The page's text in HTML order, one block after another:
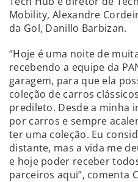
Mobility, Alexandre
da Gol, Danillo Barbizan.
“Hoje é uma noite de
recebendo a equipe da
garagem, para que ela
coleção de carros
predileto. Desde a minha
por carros e sempre
ter uma coleção. Eu
distante, mas a vida me
e hoje poder receber
parceiros aqui”, comenta